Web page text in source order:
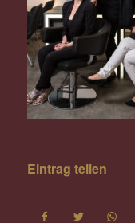
Eintrag teilen